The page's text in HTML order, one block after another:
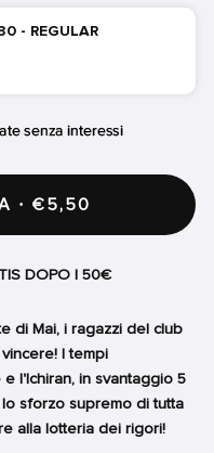
- REGULAR
· €5,50
DOPO I 50€
di Mai, i ragazzi del club
I tempi
l'Ichiran, in svantaggio 5
sforzo supremo di tutta
alla lotteria dei rigori!